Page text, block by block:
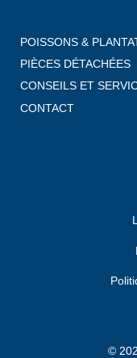
POISSONS &
PIÈCES DÉTACHÉES
CONSEILS ET
CONTACT
©